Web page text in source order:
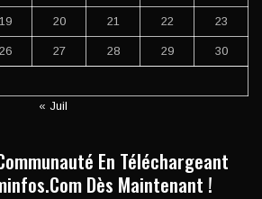
19 20 21 22 23
26 27 28 29 30
« Juil
En Téléchargeant
Dès Maintenant !